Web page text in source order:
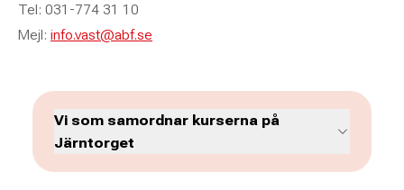
Tel: 031-774 31 10
Mejl: info.vast@abf.se
Vi som samordnar kurserna på
Järntorget